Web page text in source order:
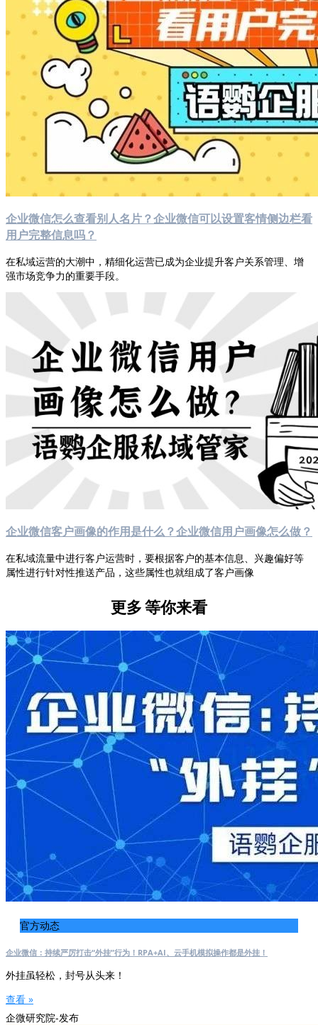
企业微信怎么查看别人名片？企业微信可以设置客情侧边栏看
用户完整信息吗？
在私域运营的大潮中，精细化运营已成为企业提升客户关系管理、增
强市场竞争力的重要手段。
企业微信客户画像的作用是什么？企业微信用户画像怎么做？
在私域流量中进行客户运营时，要根据客户的基本信息、兴趣偏好等
属性进行针对性推送产品，这些属性也就组成了客户画像
更多等你来看
官方动态
企业微信：持续严厉打击“外挂”行为！RPA+AI、云手机模拟操作都是外挂！
外挂虽轻松，封号从头来！
查看 »
企微研究院-发布